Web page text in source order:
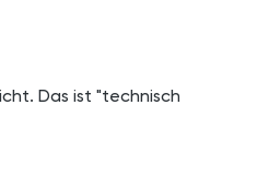
Das ist "technisch